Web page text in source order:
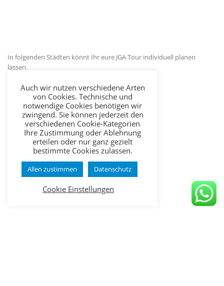
In folgenden Städten könnt Ihr eure JGA Tour individuell planen
lassen.
JGA Tour Düsseldorf
JGA Tour Hannover
JGA Tour Köln
JGA Tour Ruhrgebiet
JGA Tour Frankfurt
Auch wir nutzen verschiedene Arten
von Cookies. Technische und
notwendige Cookies benötigen wir
zwingend. Sie können jederzeit den
verschiedenen Cookie-Kategorien
Ihre Zustimmung oder Ablehnung
erteilen oder nur ganz gezielt
bestimmte Cookies zulassen.
Allen zustimmen Datenschutz
Cookie Einstellungen